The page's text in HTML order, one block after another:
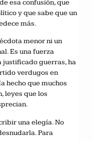
esa confusión, que
y que sabe que un
más.
menor ni un
Es una fuerza
justificado guerras, ha
verdugos en
hecho que muchos
leyes que los
una elegía. No
Para